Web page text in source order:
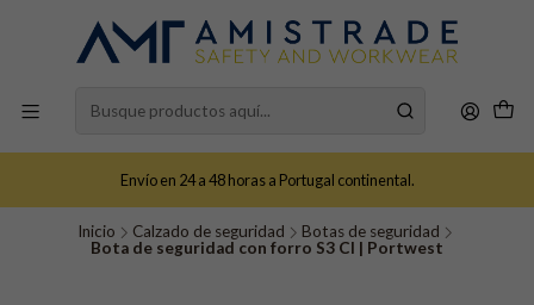
Envío en 24 a 48 horas a Portugal continental.
Inicio Calzado de seguridad
Botas de seguridad
Bota de seguridad con forro S3 CI | Portwest